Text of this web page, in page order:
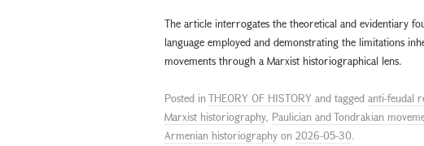
The article interrogates the theoretical and evidentiary
language employed and demonstrating the limitations
movements through a Marxist historiographical lens.
Posted inTHEORY OF HISTORY and tagged anti-feudal
Marxist historiography, Paulician and Tondrakian
Armenian historiography on 2026-05-30.